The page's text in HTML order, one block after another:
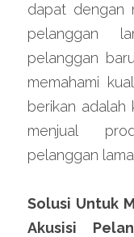
dapat dengan
pelanggan
pelanggan
memahami
berikan adalah
menjual
pelanggan
Solusi Untuk
Akusisi